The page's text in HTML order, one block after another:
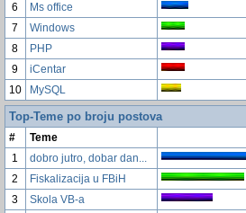
6
Ms office
7
Windows
8
PHP
9
iCentar
10
MySQL
Top-Teme po broju postova
#
Teme
1
dobro jutro, dobar dan...
2
Fiskalizacija u FBiH
3
Skola VB-a